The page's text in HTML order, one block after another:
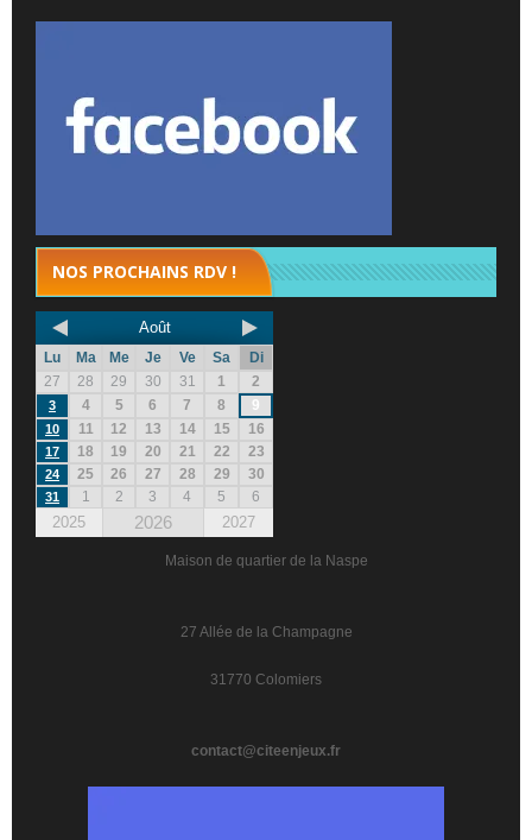
NOS PROCHAINS RDV !
Août
Lu Ma Me Je Ve Sa
Di
27
28 29 30 31 1 2
3 4 5 6 7 8 9
10 11 12 13 14 15 16
17 18 19 20 21 22 23
24 25 26 27 28 29 30
31 1 2 3 4 5 6
2025 2026 2027
Maison de quartier de la Naspe
27 Allée de la Champagne
31770 Colomiers
contact@citeenjeux.fr